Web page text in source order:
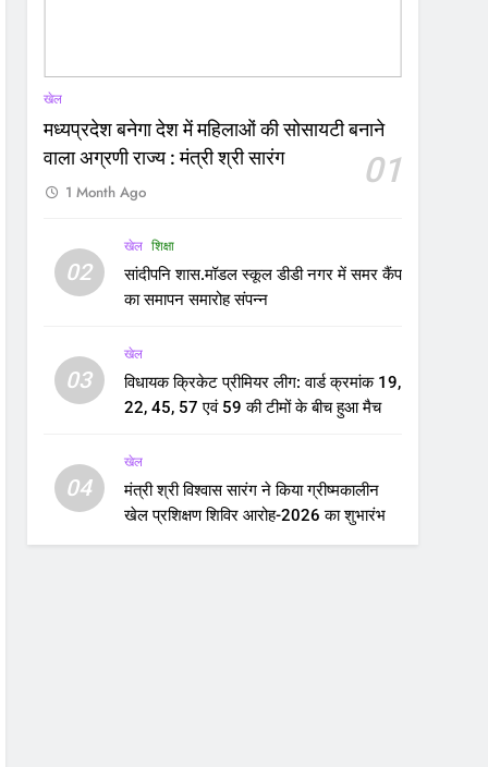
खेल
मध्यप्रदेश बनेगा देश में महिलाओं की सोसायटी बनाने
वाला अग्रणी राज्य : मंत्री श्री सारंग
01
1 Month Ago
02
खेल शिक्षा
सांदीपनि शास.मॉडल स्कूल डीडी नगर में समर कैंप
का समापन समारोह संपन्न
03
खेल
विधायक क्रिकेट प्रीमियर लीग: वार्ड क्रमांक 19,
22, 45, 57 एवं 59 की टीमों के बीच हुआ मैच
04
खेल
मंत्री श्री विश्वास सारंग ने किया ग्रीष्मकालीन
खेल प्रशिक्षण शिविर आरोह-2026 का शुभारंभ